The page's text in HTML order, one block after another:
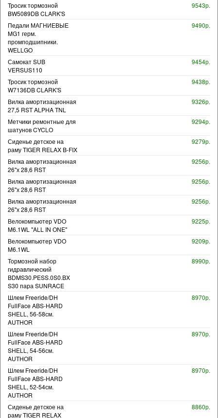
Тросик тормозной
BW5089DB CLARK'S
9543р.
Педали МАГНИЕВЫЕ
MG1 герм.
промподшипники.
WELLGO
9490р.
Самокат SUB
VERSUS110
9454р.
Тросик тормозной
W7136DB CLARK'S
9438р.
Вилка амортизационная
27,5 RST ALPHA TNL
9326р.
Метчики ремонтные для
шатунов CYCLO
9294р.
Сиденье детское на
раму TIGER RELAX B-FIX
9279р.
Вилка амортизационная
26"х 28,6 RST
9256р.
Вилка амортизационная
26"х 28,6 RST
9256р.
Вилка амортизационная
26"х 28,6 RST
9256р.
Велокомпьютер VDO
M6.1WL "ALL IN ONE"
9225р.
Велокомпьютер VDO
M6.1WL
9209р.
Тормозной набор
гидравлический
BDMS30.PESS.0S0.BX
S30 пара SUNRACE
8990р.
Шлем Freeride/DH
FullFace ABS-HARD
SHELL, 56-58см.
AUTHOR
8970р.
Шлем Freeride/DH
FullFace ABS-HARD
SHELL, 54-56см.
AUTHOR
8970р.
Шлем Freeride/DH
FullFace ABS-HARD
SHELL, 52-54см.
AUTHOR
8970р.
Сиденье детское на
раму TIGER RELAX
8860р.